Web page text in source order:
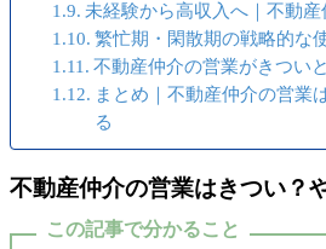
未経験から高収入へ｜不動
繁忙期・閑散期の戦略的な
不動産仲介の営業がきつい
まとめ｜不動産仲介の営業
る
不動産仲介の営業はきつい？
この記事で分かること